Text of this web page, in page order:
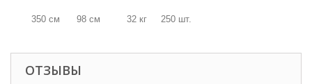
350 см 98 см 32 кг 250 шт.
ОТЗЫВЫ